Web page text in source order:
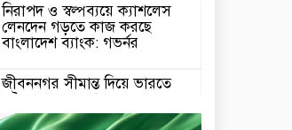
নিরাপদ ও স্বল্পব্যয়ে ক্যাশলেস
লেনদেন গড়তে কাজ করছে
বাংলাদেশ ব্যাংক: গভর্নর
জীবননগর সীমান্ত দিয়ে ভারতে
অবৈধ অনুপ্রবেশের সময় ৮
বাংলাদেশি নারী আটক